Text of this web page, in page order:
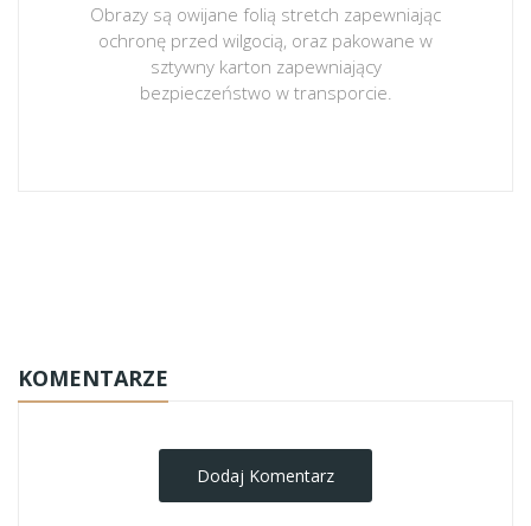
Obrazy są owijane folią stretch zapewniając
ochronę przed wilgocią, oraz pakowane w
sztywny karton zapewniający
bezpieczeństwo w transporcie.
KOMENTARZE
Dodaj Komentarz